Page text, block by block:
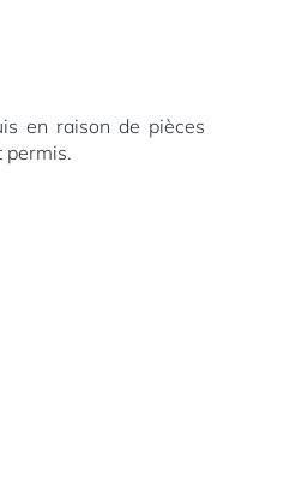
en raison de pièces
permis.